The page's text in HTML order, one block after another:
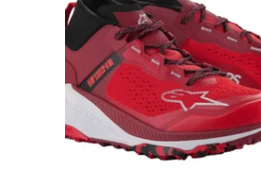
mehrere
Varianten
auf.
Die
können
auf
der